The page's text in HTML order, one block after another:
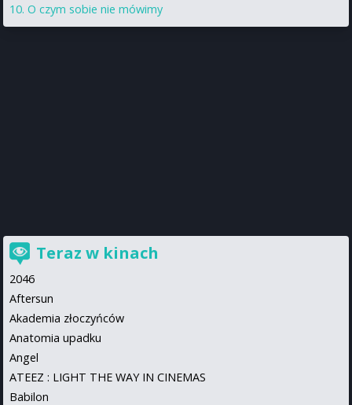
O czym sobie nie mówimy
Teraz w kinach
2046
Aftersun
Akademia złoczyńców
Anatomia upadku
Angel
ATEEZ : LIGHT THE WAY IN CINEMAS
Babilon